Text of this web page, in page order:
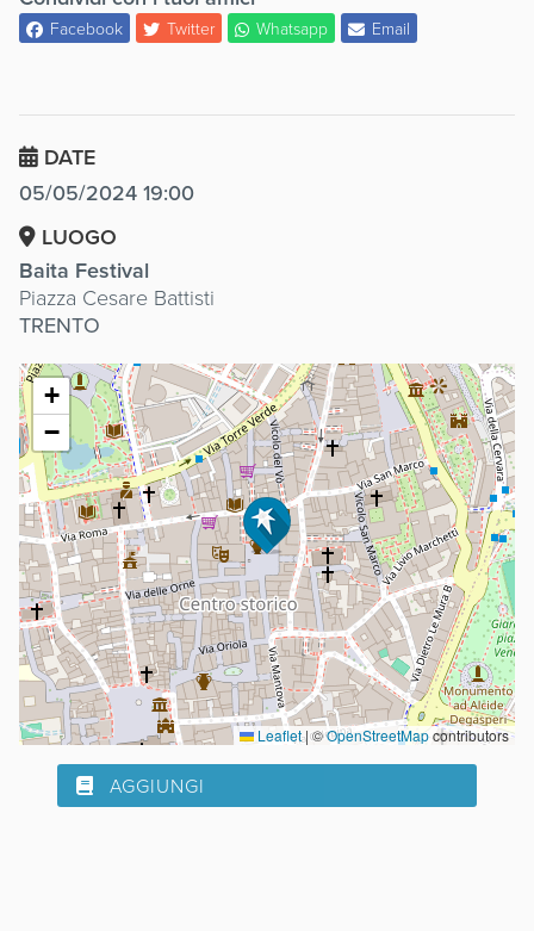
Facebook Twitter Whatsapp Email
DATE
05/05/2024 19:00
LUOGO
Baita Festival
Piazza Cesare Battisti
TRENTO
+
−
Leaflet|©OpenStreetMapcontributors
AGGIUNGI